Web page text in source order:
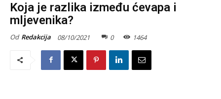
Koja je razlika između ćevapa i
mljevenika?
Od Redakcija 08/10/2021 0 1464